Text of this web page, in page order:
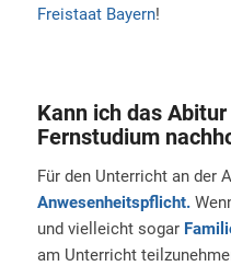
Freistaat Bayern!
Kann ich das
Fernstudium
Für den Unterricht an der
Anwesenheitspflicht.
und vielleicht sogar
am Unterricht